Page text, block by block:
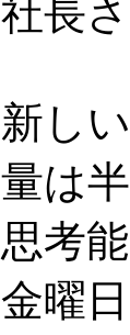
社長
新し
量は
思考
金曜